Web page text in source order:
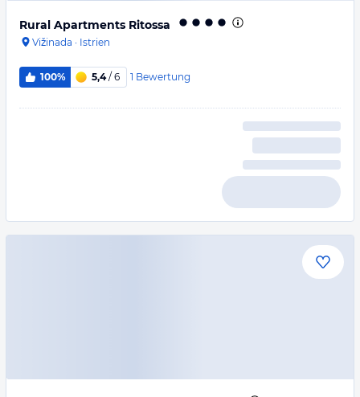
Rural Apartments Ritossa
Vižinada · Istrien
100% 5,4/ 6 1 Bewertung